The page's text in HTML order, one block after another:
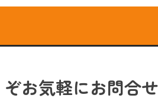
お気軽にお問合